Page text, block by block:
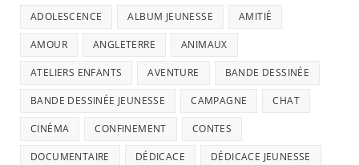
ADOLESCENCE ALBUM JEUNESSE AMITIÉ
AMOUR ANGLETERRE ANIMAUX
ATELIERS ENFANTS AVENTURE BANDE DESSINÉE
BANDE DESSINÉE JEUNESSE CAMPAGNE CHAT
CINÉMA CONFINEMENT CONTES
DOCUMENTAIRE DÉDICACE DÉDICACE JEUNESSE